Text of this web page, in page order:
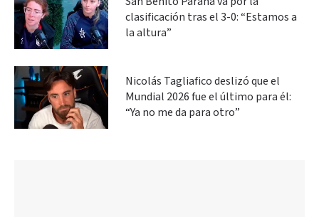
clasificación tras el 3-0: “Estamos a
la altura”
Nicolás Tagliafico deslizó que el
Mundial 2026 fue el último para él:
“Ya no me da para otro”